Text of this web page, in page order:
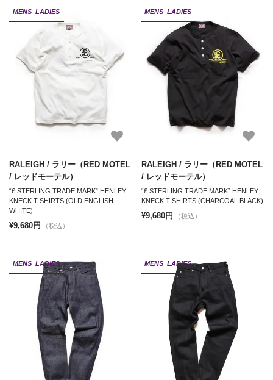
MENS_LADIES
RALEIGH / ラリー（RED MOTEL
/ レッドモーテル）
“£ STERLING TRADE MARK” HENLEY
KNECK T-SHIRTS (OLD ENGLISH
WHITE)
¥9,680円 （税込）
MENS_LADIES
RALEIGH / ラリー（RED MOTEL
/ レッドモーテル）
“£ STERLING TRADE MARK” HENLEY
KNECK T-SHIRTS (CHARCOAL BLACK)
¥9,680円 （税込）
MENS_LADIES MENS_LADIES